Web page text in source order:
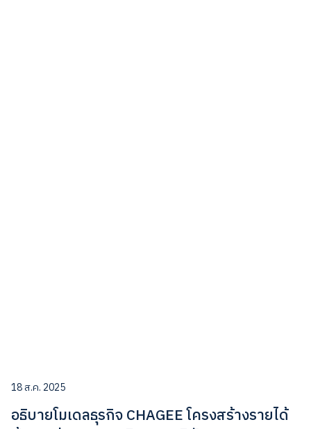
18 ส.ค. 2025
อธิบายโมเดลธุรกิจ CHAGEE โครงสร้างรายได้